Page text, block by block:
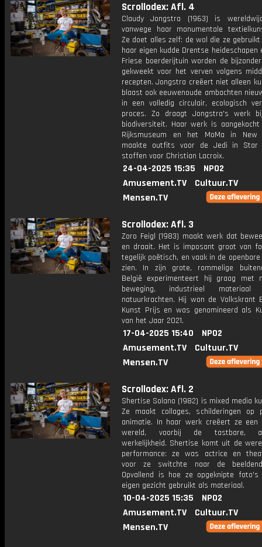
Scrollodex: Afl. 4
Claudy Jongstra (1963) is
vanwege haar monumentale
Ze doet alles zelf: de wol die ze
haar eigen kudde Drentse heideschapen
Friese boerderijtuin worden de
gekweekt voor het verven volgens
recepten. Jongstra creëert niet alleen
blaast ook eeuwenoude ambachten
in een volledig circulair, ecologisch
proces. Zo draagt Jongstra's werk
biodiversiteit. Haar werk is
Rijksmuseum en het MoMa in New
maakte outfits voor de Jedi in Star
stoffen voor Christian Lacroix.
24-04-2025 15:35
NPO2
Amusement.TV
Cultuur.TV
Mensen.TV
Scrollodex: Afl. 3
Zoro Feigl (1983) maakt werk dat
en draait. Het is imposant groot van
tegelijk poëtisch, en vaak in de
zien. In zijn grote, rommelige
België experimenteert hij graag met
beweging, industrieel
natuurkrachten. Hij won de Volkskrant
Kunst Prijs en was genomineerd als
van het Jaar 2021.
17-04-2025 15:40
NPO2
Amusement.TV
Cultuur.TV
Mensen.TV
Scrollodex: Afl. 2
Shertise Solano (1982) is mixed media
Ze maakt collages, schilderingen op
animatie. In haar werk creëert ze een
wereld, voorbij de tastbare,
werkelijkheid. Shertise komt uit de
performance: ze was actrice en
voor ze switchte naar de
Opvallend is hoe ze opgeknipte
eigen gezicht gebruikt als materiaal.
10-04-2025 15:35
NPO2
Amusement.TV
Cultuur.TV
Mensen.TV